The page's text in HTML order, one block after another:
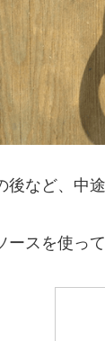
後など、中
ースを使っ